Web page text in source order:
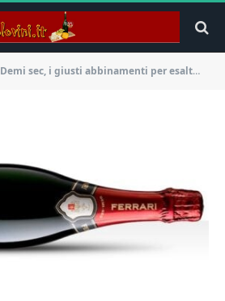
Demi sec, i giusti abbinamenti per esaltarlo